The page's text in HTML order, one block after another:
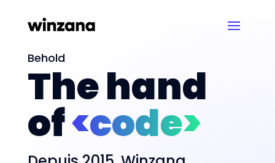
Behold
The hand
of<code>